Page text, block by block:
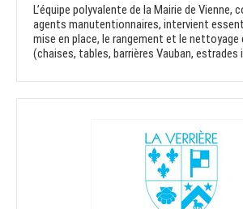
L’équipe polyvalente de la Mairie de Vienne,
agents manutentionnaires, intervient
mise en place, le rangement et le nettoyage
(chaises, tables, barrières Vauban,